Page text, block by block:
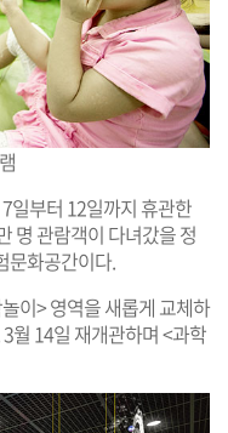
일부터 12일까지 휴관한
명 관람객이 다녀갔을 정
문화공간이다.
이> 영역을 새롭게 교체하
월 14일 재개관하며 <과학